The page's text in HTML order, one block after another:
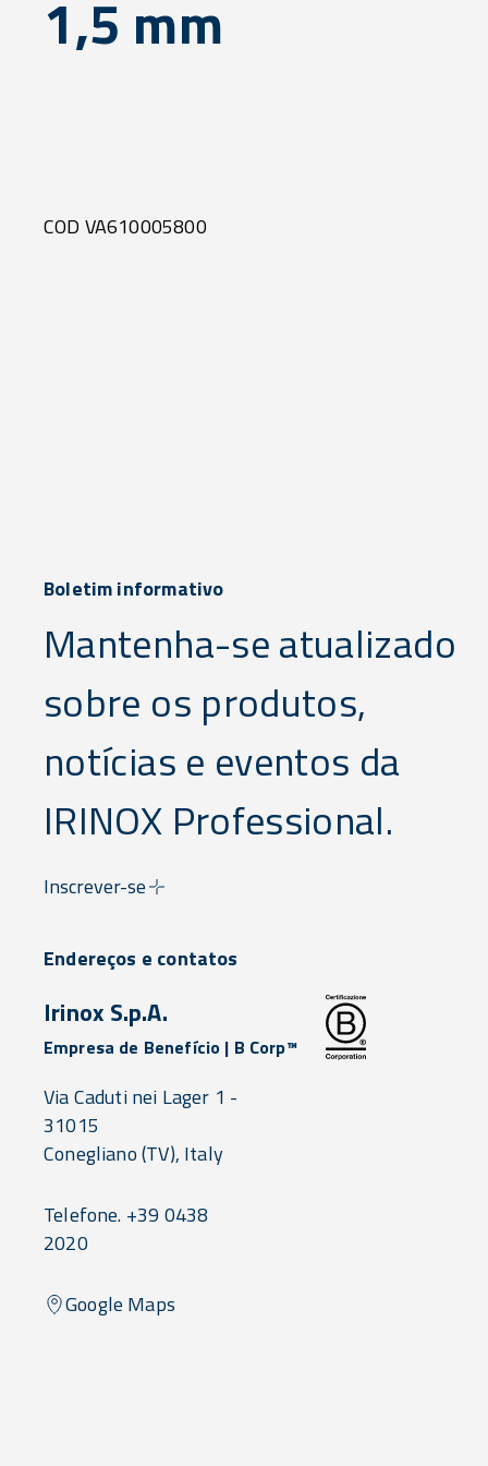
1,5 mm
COD VA610005800
Boletim informativo
Mantenha-se atualizado
sobre os produtos,
notícias e eventos da
IRINOX Professional.
Inscrever-se
Endereços e contatos
Irinox S.p.A.
Empresa de Benefício | B Corp™
Via Caduti nei Lager 1 -
31015
Conegliano(TV), Italy
Telefone. +39 0438
2020
Google Maps